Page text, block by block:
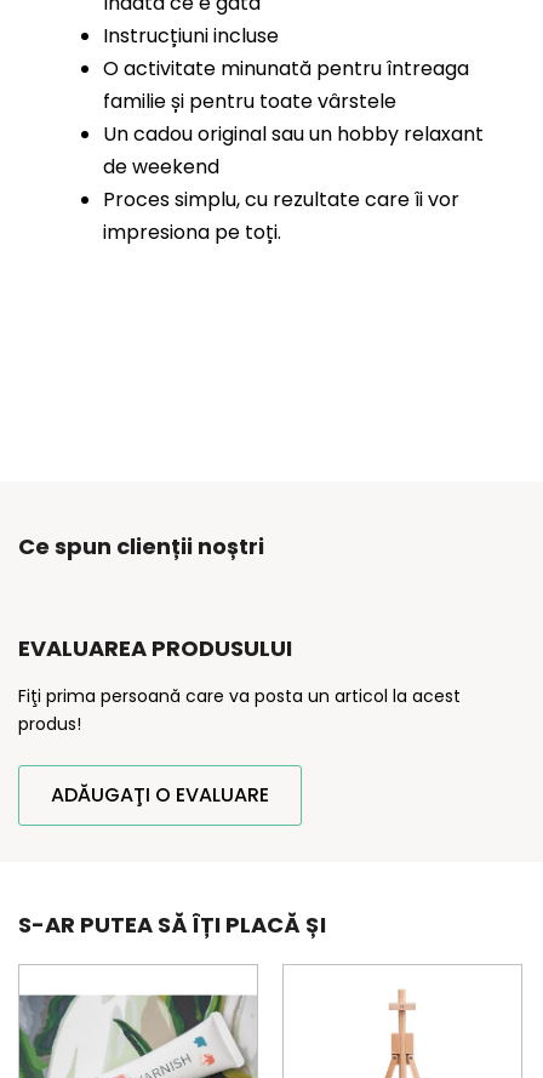
Instrucțiuni incluse
O activitate minunată pentru întreaga
familie și pentru toate vârstele
Un cadou original sau un hobby relaxant
de weekend
Proces simplu, cu rezultate care îi vor
impresiona pe toți.
Ce spun clienții noștri
EVALUAREA PRODUSULUI
Fiţi prima persoană care va posta un articol la acest
produs!
ADĂUGAŢI O EVALUARE
S-AR PUTEA SĂ ÎȚI PLACĂ ȘI